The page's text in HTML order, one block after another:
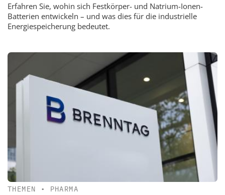
Erfahren Sie, wohin sich Festkörper- und Natrium-Ionen-
Batterien entwickeln – und was dies für die industrielle
Energiespeicherung bedeutet.
THEMEN • PHARMA